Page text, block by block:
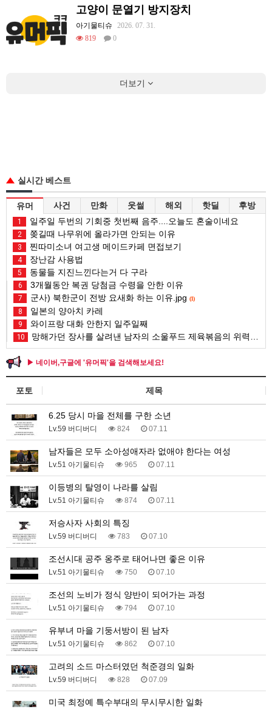
고양이 문열기 방지장치
아기물티슈
2026. 07. 31.
819
0
더보기
실시간 베스트
유머 사건 만화 웃썰 해외 핫딜 후방
1 일주일 두번의 기회중 첫번째 음주....오늘도 혼술이네요
2 쫒길때 나무위에 올라가면 안되는 이유
3 찐따미소녀 여고생 메이드카페 면접보기
4 장난감 사용법
5 동물들 지진느낀다는거 다 구라
6 3개월동안 복권 당첨금 수령을 안한 이유
7 군사) 북한군이 전방 요새화 하는 이유.jpg (1)
8 일본의 양아치 카레
9 와이프랑 대화 안한지 일주일째
10 망해가던 장사를 살려낸 남자의 소울푸드 제육볶음의 위력 ㅋㅋ
▶ 네이버,구글에 '유머픽'을 검색해보세요!
포토 제목
6.25 당시 마을 전체를 구한 소년
Lv.59 버디버디 824 07.11
남자들은 모두 소아성애자라 없애야 한다는 여성
Lv.51 아기물티슈 965 07.11
이등병의 탈영이 나라를 살림
Lv.51 아기물티슈 874 07.11
저승사자 사회의 특징
Lv.59 버디버디 783 07.10
조선시대 공주 옹주로 태어나면 좋은 이유
Lv.51 아기물티슈 750 07.10
조선의 노비가 정식 양반이 되어가는 과정
Lv.51 아기물티슈 794 07.10
유부녀 마을 기둥서방이 된 남자
Lv.51 아기물티슈 862 07.10
고려의 소드 마스터였던 척준경의 일화
Lv.59 버디버디 828 07.09
미국 최정예 특수부대의 무시무시한 일화